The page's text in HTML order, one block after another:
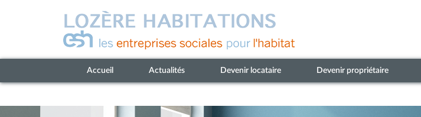
Accueil Actualités Devenir locataire Devenir propriétaire